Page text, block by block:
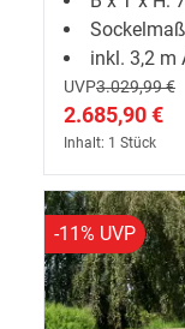
inkl. 3,2 m
UVP3.029,99 €
2.685,90 €
Inhalt: 1 Stück
-11% UVP